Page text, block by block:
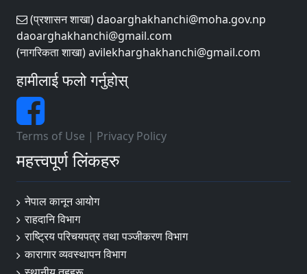
(प्रशासन शाखा) daoarghakhanchi@moha.gov.np
daoarghakhanchi@gmail.com
(नागरिकता शाखा) avilekharghakhanchi@gmail.com
हामीलाई फलो गर्नुहोस्
Terms of Use | Privacy Policy
महत्त्वपूर्ण लिंकहरु
नेपाल कानून आयोग
राहदानि विभाग
राष्ट्रिय परिचयपत्र तथा पञ्जीकरण विभाग
कारागार व्यवस्थापन विभाग